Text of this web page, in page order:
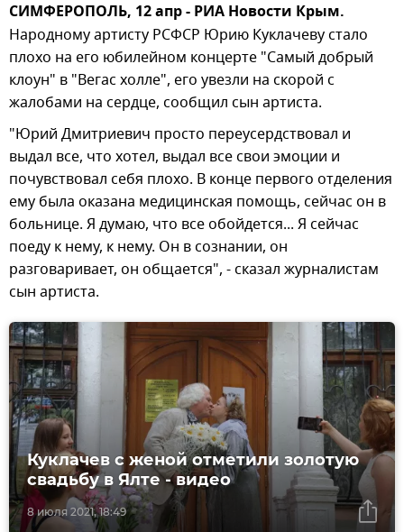
СИМФЕРОПОЛЬ, 12 апр - РИА Новости Крым.
Народному артисту РСФСР Юрию Куклачеву стало
плохо на его юбилейном концерте "Самый добрый
клоун" в "Вегас холле", его увезли на скорой с
жалобами на сердце, сообщил сын артиста.
"Юрий Дмитриевич просто переусердствовал и
выдал все, что хотел, выдал все свои эмоции и
почувствовал себя плохо. В конце первого отделения
ему была оказана медицинская помощь, сейчас он в
больнице. Я думаю, что все обойдется... Я сейчас
поеду к нему, к нему. Он в сознании, он
разговаривает, он общается", - сказал журналистам
сын артиста.
8 июля 2021, 18:49
Куклачев с женой отметили золотую
свадьбу в Ялте - видео